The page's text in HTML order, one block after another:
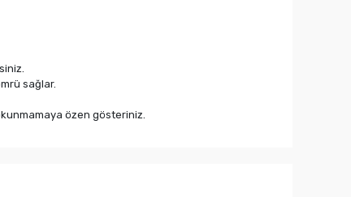
sağlar.
özen gösteriniz.